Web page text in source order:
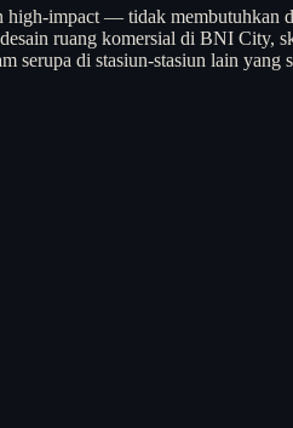
impact — tidak membutuhkan
ruang komersial di BNI City,
serupa di stasiun-stasiun lain yang